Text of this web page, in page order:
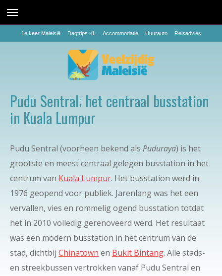
1e keer Maleisië Dagtrips KL Accommodatie Huurauto Reisadvies
Pudu Sentral; het centraal busstation
in Kuala Lumpur
Pudu Sentral (voorheen bekend als Puduraya) is het
grootste en meest centraal gelegen busstation in het
centrum van Kuala Lumpur. Het busstation werd in
1976 geopend voor publiek. Jarenlang was het een
vervallen, vies en rommelig ogend busstation totdat
het in 2010 volledig gerenoveerd werd. Het resultaat
was een modern busstation in het centrum van de
stad, dichtbij Chinatown en Bukit Bintang. Alle stads-
en streekbussen vertrokken vanaf Pudu Sentral en